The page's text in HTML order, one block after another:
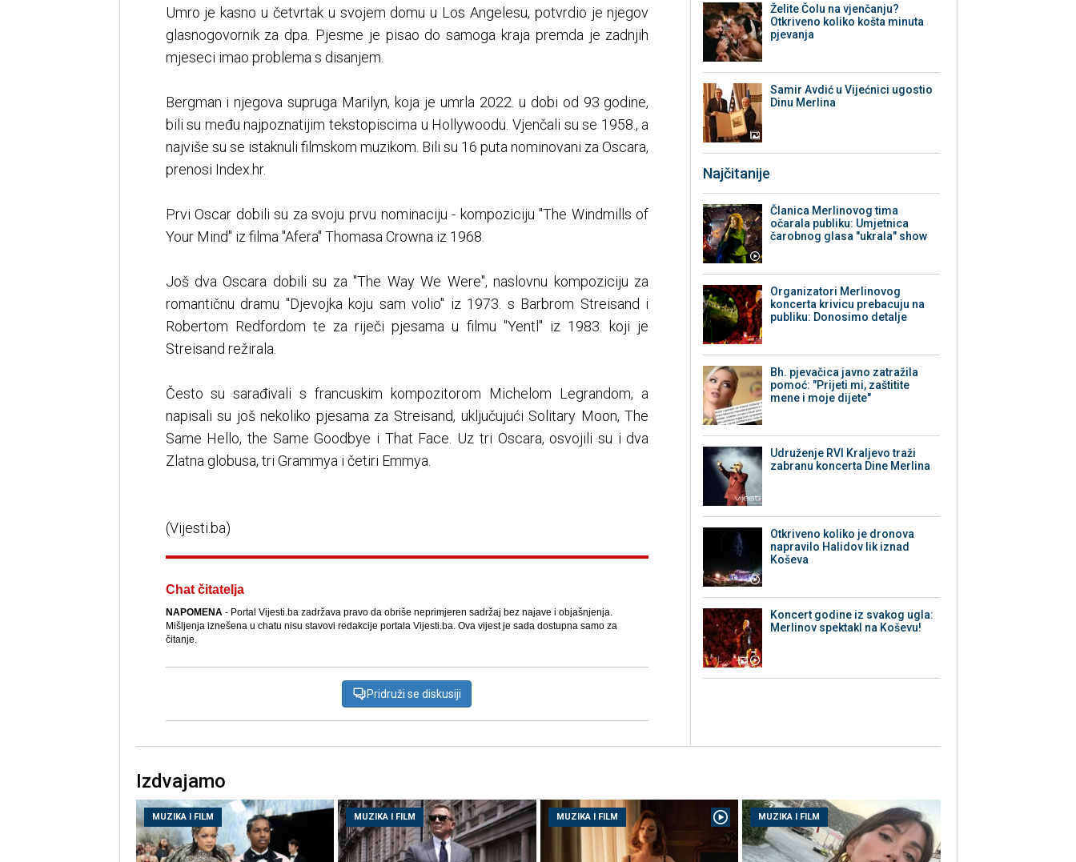
Umro je kasno u četvrtak u svojem domu u Los Angelesu, potvrdio je njegov
glasnogovornik za dpa. Pjesme je pisao do samoga kraja premda je zadnjih
mjeseci imao problema s disanjem.
Bergman i njegova supruga Marilyn, koja je umrla 2022. u dobi od 93 godine,
bili su među najpoznatijim tekstopiscima u Hollywoodu. Vjenčali su se 1958., a
najviše su se istaknuli filmskom muzikom. Bili su 16 puta nominovani za Oscara,
prenosi Index.hr.
Prvi Oscar dobili su za svoju prvu nominaciju - kompoziciju "The Windmills of
Your Mind" iz filma "Afera" Thomasa Crowna iz 1968.
Još dva Oscara dobili su za "The Way We Were", naslovnu kompoziciju za
romantičnu dramu "Djevojka koju sam volio" iz 1973. s Barbrom Streisand i
Robertom Redfordom te za riječi pjesama u filmu "Yentl" iz 1983. koji je
Streisand režirala.
Često su sarađivali s francuskim kompozitorom Michelom Legrandom, a
napisali su još nekoliko pjesama za Streisand, uključujući Solitary Moon, The
Same Hello, the Same Goodbye i That Face. Uz tri Oscara, osvojili su i dva
Zlatna globusa, tri Grammya i četiri Emmya.
(Vijesti.ba)
Chat čitatelja
NAPOMENA- Portal Vijesti.ba zadržava pravo da obriše neprimjeren sadržaj bez najave i objašnjenja.
Mišljenja iznešena u chatu nisu stavovi redakcije portala Vijesti.ba. Ova vijest je sada dostupna samo za
čitanje.
Pridruži se diskusiji
Želite Čolu na vjenčanju?
Otkriveno koliko košta minuta
pjevanja
Samir Avdić u Vijećnici ugostio
Dinu Merlina
Najčitanije
Članica Merlinovog tima
očarala publiku: Umjetnica
čarobnog glasa "ukrala" show
Organizatori Merlinovog
koncerta krivicu prebacuju na
publiku: Donosimo detalje
Bh. pjevačica javno zatražila
pomoć: "Prijeti mi, zaštitite
mene i moje dijete"
Udruženje RVI Kraljevo traži
zabranu koncerta Dine Merlina
Otkriveno koliko je dronova
napravilo Halidov lik iznad
Koševa
Koncert godine iz svakog ugla:
Merlinov spektakl na Koševu!
Izdvajamo
MUZIKA I FILM MUZIKA I FILM MUZIKA I FILM MUZIKA I FILM